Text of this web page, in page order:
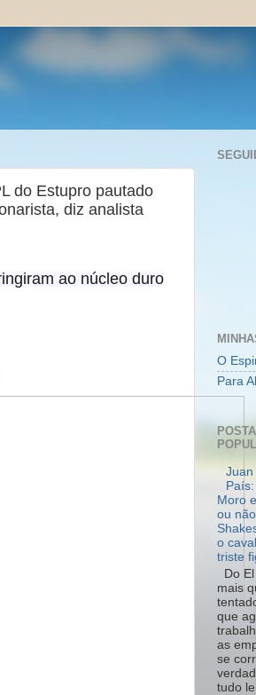
do Estupro pautado
diz analista
ao núcleo duro
O
Para
Juan
Moro
ou
o
triste
Do
mais
que
as
se
tudo